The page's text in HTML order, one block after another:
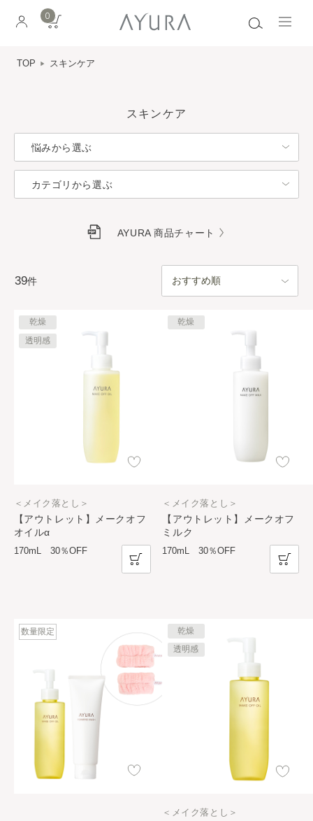
0
TOP スキンケア
スキンケア
悩みから選ぶ
カテゴリから選ぶ
AYURA 商品チャート
39件
【アウトレット】メークオフ
オイルα
乾燥
透明感
＜メイク落とし＞
170mL 30％OFF
【アウトレット】メークオフ
ミルク
乾燥
＜メイク落とし＞
170mL 30％OFF
数量限定
乾燥
透明感
＜メイク落とし＞